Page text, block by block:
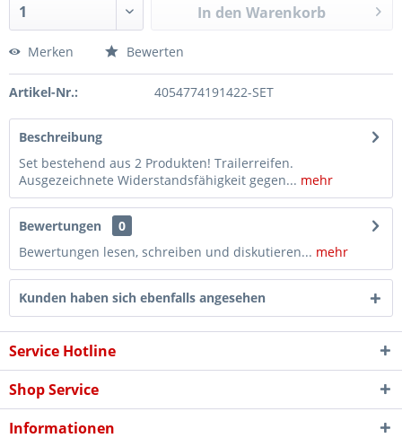
In den Warenkorb
Merken Bewerten
Artikel-Nr.: 4054774191422-SET
Beschreibung
Set bestehend aus 2 Produkten! Trailerreifen.
Ausgezeichnete Widerstandsfähigkeit gegen... mehr
Bewertungen
0
Bewertungen lesen, schreiben und diskutieren... mehr
Kunden haben sich ebenfalls angesehen
Service Hotline
Shop Service
Informationen